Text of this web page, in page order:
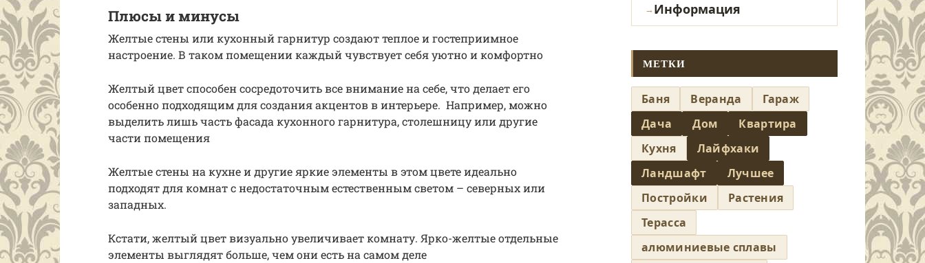
Плюсы и минусы
Желтые стены или кухонный гарнитур создают теплое и гостеприимное
настроение. В таком помещении каждый чувствует себя уютно и комфортно
Желтый цвет способен сосредоточить все внимание на себе, что делает его
особенно подходящим для создания акцентов в интерьере. Например, можно
выделить лишь часть фасада кухонного гарнитура, столешницу или другие
части помещения
Желтые стены на кухне и другие яркие элементы в этом цвете идеально
подходят для комнат с недостаточным естественным светом – северных или
западных.
Кстати, желтый цвет визуально увеличивает комнату. Ярко-желтые отдельные
элементы выглядят больше, чем они есть на самом деле
Информация
МЕТКИ
Баня Веранда
Гараж
Дача
Дом
Квартира
Кухня
Лайфхаки
Ландшафт
Лучшее
Постройки
Растения
Терасса
алюминиевые сплавы